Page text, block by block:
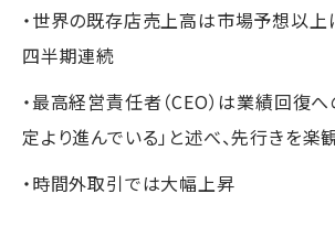
・世界の既存店売上高は市場予想以上
四半期連続
・最高経営責任者（CEO）は業績回復
定より進んでいる」と述べ、先行きを楽
・時間外取引では大幅上昇